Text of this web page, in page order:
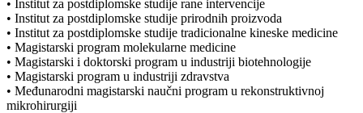
• Institut za postdiplomske studije rane intervencije
• Institut za postdiplomske studije prirodnih proizvoda
• Institut za postdiplomske studije tradicionalne kineske medicine
• Magistarski program molekularne medicine
• Magistarski i doktorski program u industriji biotehnologije
• Magistarski program u industriji zdravstva
• Međunarodni magistarski naučni program u rekonstruktivnoj
mikrohirurgiji